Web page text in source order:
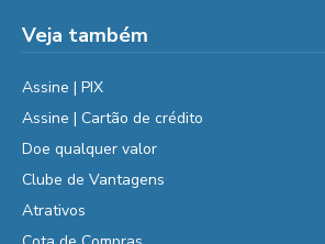
Veja também
Assine | PIX
Assine | Cartão de crédito
Doe qualquer valor
Clube de Vantagens
Atrativos